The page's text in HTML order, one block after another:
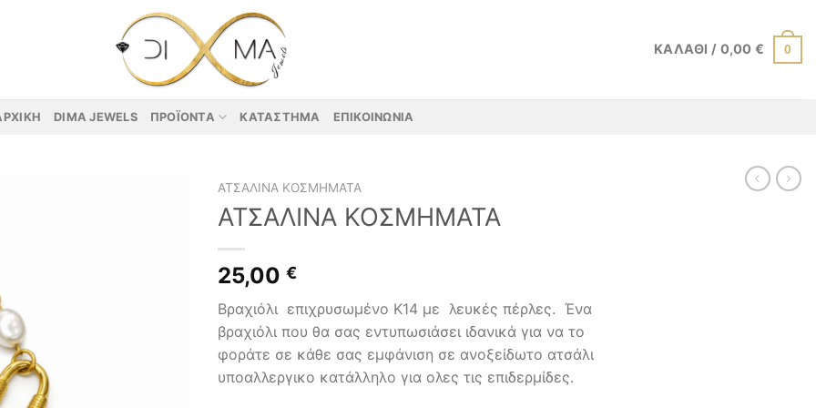
ΚΑΛΆΘΙ / 0,00€ 0
DIMA JEWELS ΠΡΟΪΌΝΤΑ ΚΑΤΆΣΤΗΜΑ ΕΠΙΚΟΙΝΩΝΊΑ
ΑΤΣΆΛΙΝΑ ΚΟΣΜΉΜΑΤΑ
ΑΤΣΑΛΙΝΑ ΚΟΣΜΗΜΑΤΑ
25,00 €
Βραχιόλι επιχρυσωμένο Κ14 με λευκές πέρλες. Ένα
βραχιόλι που θα σας εντυπωσιάσει ιδανικά για να το
φοράτε σε κάθε σας εμφάνιση σε ανοξείδωτο ατσάλι
υποαλλεργικο κατάλληλο για ολες τις επιδερμίδες.